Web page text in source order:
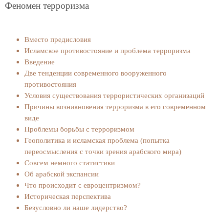
Феномен терроризма
Вместо предисловия
Исламское противостояние и проблема терроризма
Введение
Две тенденции современного вооруженного
противостояния
Условия существования террористических организаций
Причины возникновения терроризма в его современном
виде
Проблемы борьбы с терроризмом
Геополитика и исламская проблема (попытка
переосмысления с точки зрения арабского мира)
Совсем немного статистики
Об арабской экспансии
Что происходит с евроцентризмом?
Историческая перспектива
Безусловно ли наше лидерство?